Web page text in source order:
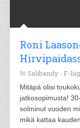
Roni
Salibandy - F-
Mitäpä olisi
jatkosopimusta!
solminut vuoden
mikä kattaa